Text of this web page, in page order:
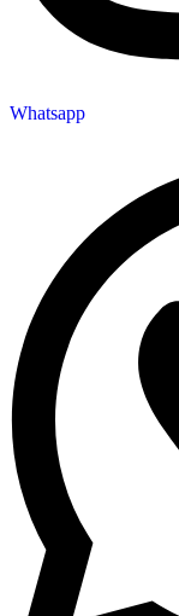
Whatsapp